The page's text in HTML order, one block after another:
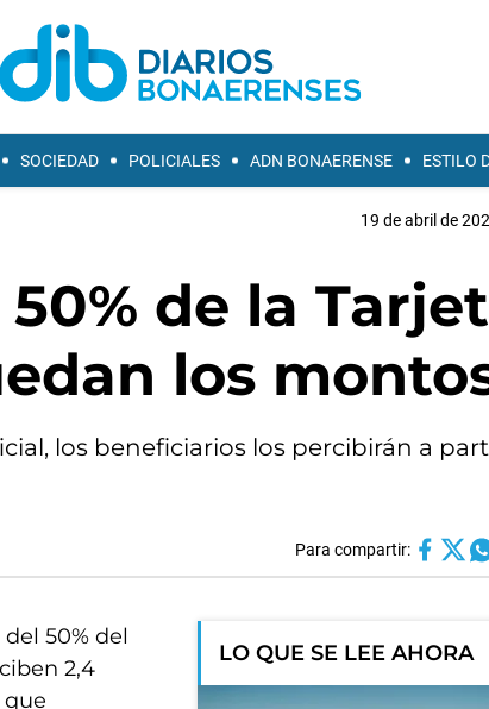
SOCIEDAD POLICIALES ADN BONAERENSE ESTILO
19 de abril de
de la
los
los beneficiarios los percibirán a
Para compartir:
50% del
2,4
que
LO QUE SE LEE AHORA